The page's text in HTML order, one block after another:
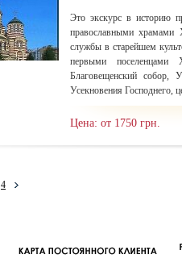
Это экскурс в историю
православными храмами
службы в старейшем
первыми
Благовещенский собор,
Усекновения Господнего,
Цена: от 1750 грн.
4